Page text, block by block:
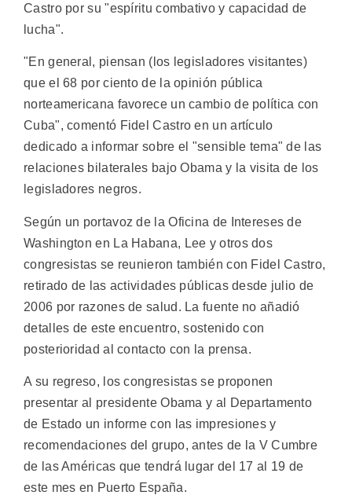
Castro por su "espíritu combativo y capacidad de
lucha".
"En general, piensan (los legisladores visitantes)
que el 68 por ciento de la opinión pública
norteamericana favorece un cambio de política con
Cuba", comentó Fidel Castro en un artículo
dedicado a informar sobre el "sensible tema" de las
relaciones bilaterales bajo Obama y la visita de los
legisladores negros.
Según un portavoz de la Oficina de Intereses de
Washington en La Habana, Lee y otros dos
congresistas se reunieron también con Fidel Castro,
retirado de las actividades públicas desde julio de
2006 por razones de salud. La fuente no añadió
detalles de este encuentro, sostenido con
posterioridad al contacto con la prensa.
A su regreso, los congresistas se proponen
presentar al presidente Obama y al Departamento
de Estado un informe con las impresiones y
recomendaciones del grupo, antes de la V Cumbre
de las Américas que tendrá lugar del 17 al 19 de
este mes en Puerto España.